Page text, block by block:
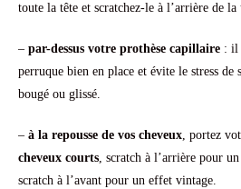
toute la tête et scratchez-le à l’arrière de la
– par-dessus votre prothèse capillaire : il
perruque bien en place et évite le stress de
bougé ou glissé.
– à la repousse de vos cheveux, portez
cheveux courts, scratch à l’arrière pour
scratch à l’avant pour un effet vintage.